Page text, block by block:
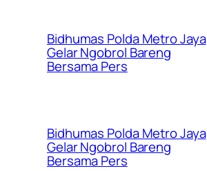
Bidhumas Polda Metro Jaya
Gelar Ngobrol Bareng
Bersama Pers
Bidhumas Polda Metro Jaya
Gelar Ngobrol Bareng
Bersama Pers